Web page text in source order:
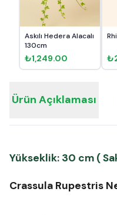
Askılı Hedera Alacalı
130cm
₺1,249.00
Ürün Açıklaması
Yükseklik: 30 cm (
Crassula Rupestris